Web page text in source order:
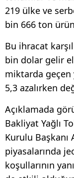
219 ülke ve
bin 666 ton
Bu ihracat
bin dolar gelir
miktarda geçen
5,3 azalırken
Açıklamada
Bakliyat Yağlı
Kurulu
piyasalarında
koşullarının